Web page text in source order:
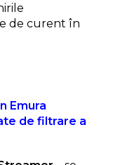
de curent în
Emura
de filtrare a